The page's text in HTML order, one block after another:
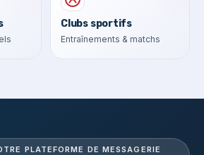
Clubs sportifs
Entraînements & matchs
PLATEFORME DE MESSAGERIE